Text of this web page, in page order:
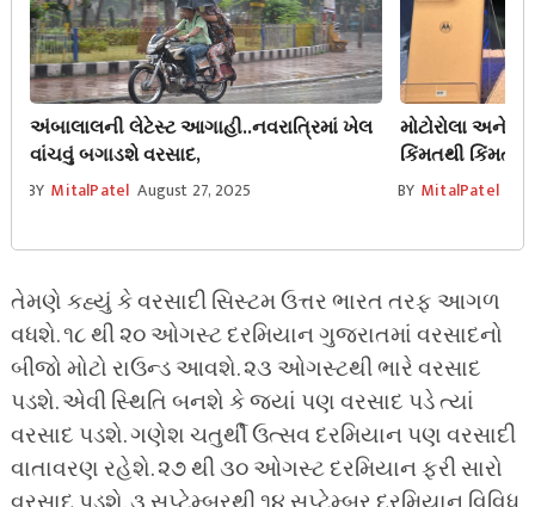
અંબાલાલની લેટેસ્ટ આગાહી..નવરાત્રિમાં ખેલ
વાંચવું બગાડશે વરસાદ,
BY MitalPatel August 27, 2025
મોટોરોલા અને
કિંમતથી કિંમત
કેમેરા 32MP
BY MitalPatel
તેમણે કહ્યું કે વરસાદી સિસ્ટમ ઉત્તર ભારત તરફ આગળ
વધશે. ૧૮ થી ૨૦ ઓગસ્ટ દરમિયાન ગુજરાતમાં વરસાદનો
બીજો મોટો રાઉન્ડ આવશે. ૨૩ ઓગસ્ટથી ભારે વરસાદ
પડશે. એવી સ્થિતિ બનશે કે જ્યાં પણ વરસાદ પડે ત્યાં
વરસાદ પડશે. ગણેશ ચતુર્થી ઉત્સવ દરમિયાન પણ વરસાદી
વાતાવરણ રહેશે. ૨૭ થી ૩૦ ઓગસ્ટ દરમિયાન ફરી સારો